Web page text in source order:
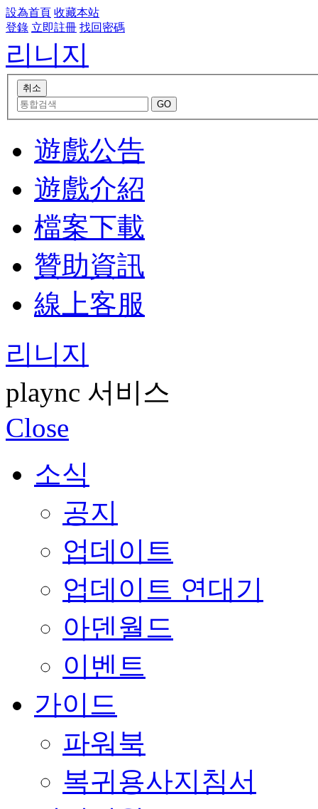
設為首頁 收藏本站
登錄 立即註冊 找回密碼
리니지
遊戲公告
遊戲介紹
檔案下載
贊助資訊
線上客服
리니지
plaync 서비스
Close
소식
공지
업데이트
업데이트 연대기
아덴월드
이벤트
가이드
파워북
복귀용사지침서